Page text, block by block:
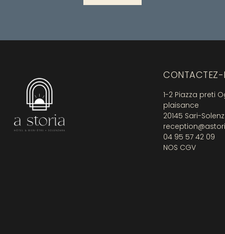
1-2 Piazza preti
plaisance
20145 Sari-
04 95 57 42 09
NOS CGV